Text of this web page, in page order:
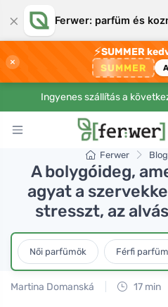
× Ferwer: parfüm és
×
⚡SUMMER
SUMMER
Ingyenes szállítás a
Ferwer Blog
A bolygóideg,
agyat a
stresszt, az
Női parfümök Férfi
Martina Domanská 17 min